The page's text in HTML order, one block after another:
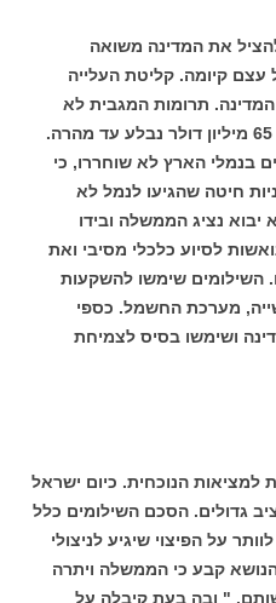
להציל את המדינה משואה
עצם קיומה. קליטת העלייה
תרומות המגבית לא
הספיקו. גם מלווה אמריקני בסך 65 מיליון דולר נבלע עד מהרה.
בנמלי הארץ לא שוחררו, כי
חיטה שהגיעו לנמל לא
נציג הממשלה ובידו
לסיוע כלכלי מסיבי ואת
השילומים שימשו להשקעות
מערכת החשמל. כספי
ושימשו בסיס לצמיחת
למציאות הנוכחית. כיום ישראל
גדולים. הסכם השילומים כלל
על הפיצוי שיגיע לניצולי
קבע כי הממשלה ויתרה
" ובה בעת קיבלה על